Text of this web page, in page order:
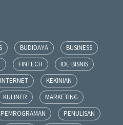
BUDIDAYA
BUSINESS
FINTECH
IDE BISNIS
INTERNET
KEKINIAN
KULINER
MARKETING
PEMROGRAMAN
PENULISAN